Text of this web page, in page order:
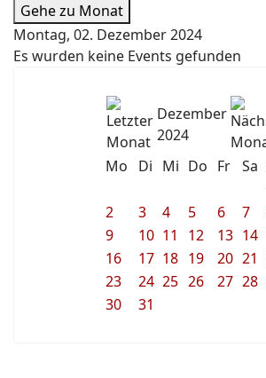
Gehe zu Monat
Montag, 02. Dezember 2024
Es wurden keine Events gefunden
Dezember
2024
Mo
Di Mi Do Fr Sa
2
3 4 5 6 7
9
10 11 12 13 14
16
17 18 19 20 21
23
24 25 26 27 28
30
31